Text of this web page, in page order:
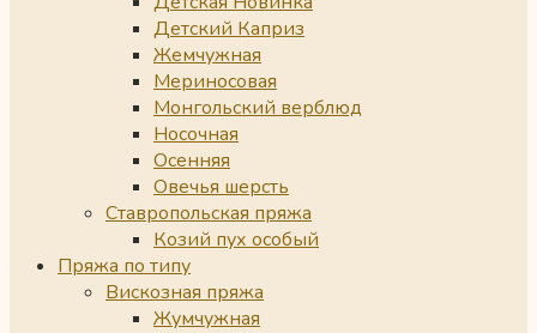
Детский Каприз
Жемчужная
Мериносовая
Монгольский верблюд
Носочная
Осенняя
Овечья шерсть
Ставропольская пряжа
Козий пух особый
Пряжа по типу
Вискозная пряжа
Жумчужная